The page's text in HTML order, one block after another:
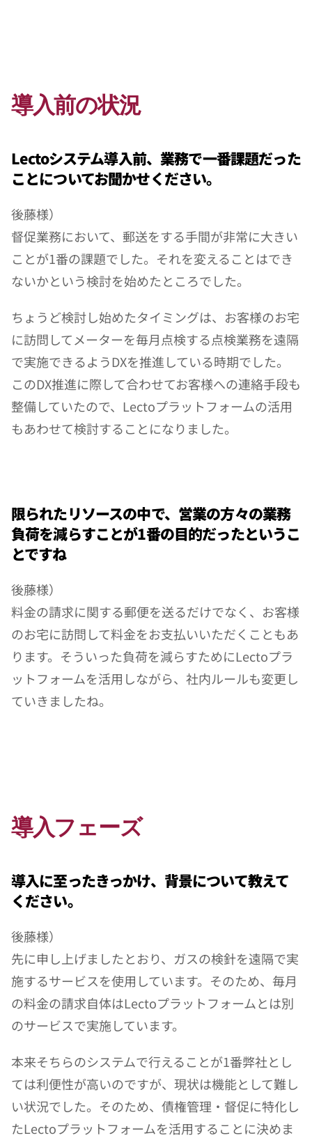
導入前の状況
Lectoシステム導入前、業務で一番課題だった
ことについてお聞かせください。
後藤様）
督促業務において、郵送をする手間が非常に大きい
ことが1番の課題でした。それを変えることはでき
ないかという検討を始めたところでした。
ちょうど検討し始めたタイミングは、お客様のお宅
に訪問してメーターを毎月点検する点検業務を遠隔
で実施できるようDXを推進している時期でした。
このDX推進に際して合わせてお客様への連絡手段も
整備していたので、Lectoプラットフォームの活用
もあわせて検討することになりました。
限られたリソースの中で、営業の方々の業務
負荷を減らすことが1番の目的だったというこ
とですね
後藤様）
料金の請求に関する郵便を送るだけでなく、お客様
のお宅に訪問して料金をお支払いいただくこともあ
ります。そういった負荷を減らすためにLectoプラ
ットフォームを活用しながら、社内ルールも変更し
ていきましたね。
導入フェーズ
導入に至ったきっかけ、背景について教えて
ください。
後藤様）
先に申し上げましたとおり、ガスの検針を遠隔で実
施するサービスを使用しています。そのため、毎月
の料金の請求自体はLectoプラットフォームとは別
のサービスで実施しています。
本来そちらのシステムで行えることが1番弊社とし
ては利便性が高いのですが、現状は機能として難し
い状況でした。そのため、債権管理・督促に特化し
たLectoプラットフォームを活用することに決めま